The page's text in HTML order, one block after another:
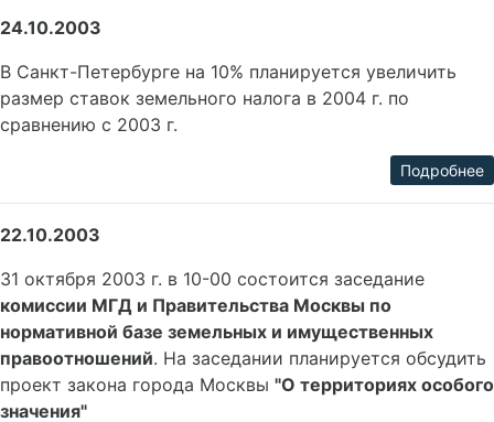
24.10.2003
В Санкт-Петербурге на 10% планируется увеличить
размер ставок земельного налога в 2004 г. по
сравнению с 2003 г.
Подробнее
22.10.2003
31 октября 2003 г. в 10-00 состоится заседание
комиссии МГД и Правительства Москвы по
нормативной базе земельных и имущественных
правоотношений. На заседании планируется обсудить
проект закона города Москвы "О территориях особого
значения"